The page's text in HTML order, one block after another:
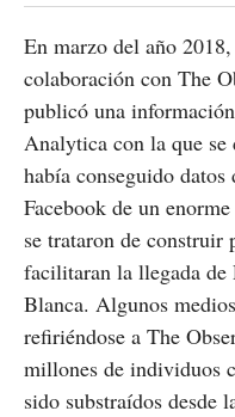
En marzo del año 2018,
colaboración con The
publicó una
Analytica con la que se
había conseguido datos
Facebook de un
se trataron de construir
facilitaran la llegada de
Blanca. Algunos
refiriéndose a The
millones de individuos
sido substraídos desde